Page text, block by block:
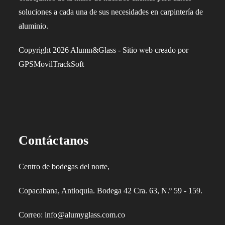
soluciones a cada una de sus necesidades en carpintería de
aluminio.
Copyright 2026 Alumn&Glass - Sitio web creado por
GPSMovilTrackSoft
Contáctanos
Centro de bodegas del norte,
Copacabana, Antioquia. Bodega 42 Cra. 63, N.º 59 - 159.
Correo: info@alumyglass.com.co